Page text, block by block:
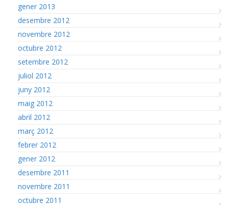
gener 2013
desembre 2012
novembre 2012
octubre 2012
setembre 2012
juliol 2012
juny 2012
maig 2012
abril 2012
març 2012
febrer 2012
gener 2012
desembre 2011
novembre 2011
octubre 2011